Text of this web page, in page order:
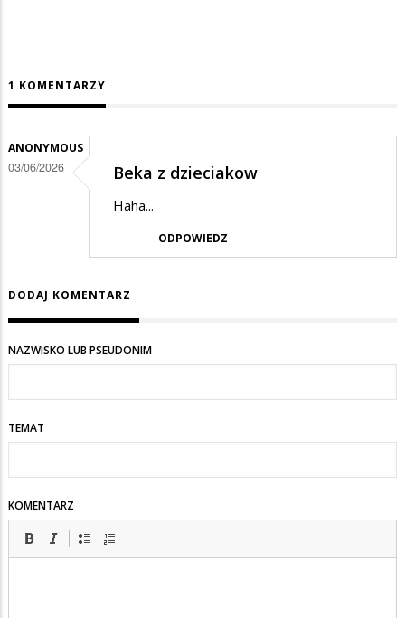
1 KOMENTARZY
ANONYMOUS
03/06/2026 Beka z dzieciakow
Haha...
ODPOWIEDZ
DODAJ KOMENTARZ
NAZWISKO LUB PSEUDONIM
TEMAT
KOMENTARZ